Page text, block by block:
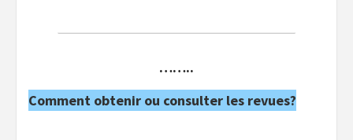
……..
Comment obtenir ou consulter les revues?